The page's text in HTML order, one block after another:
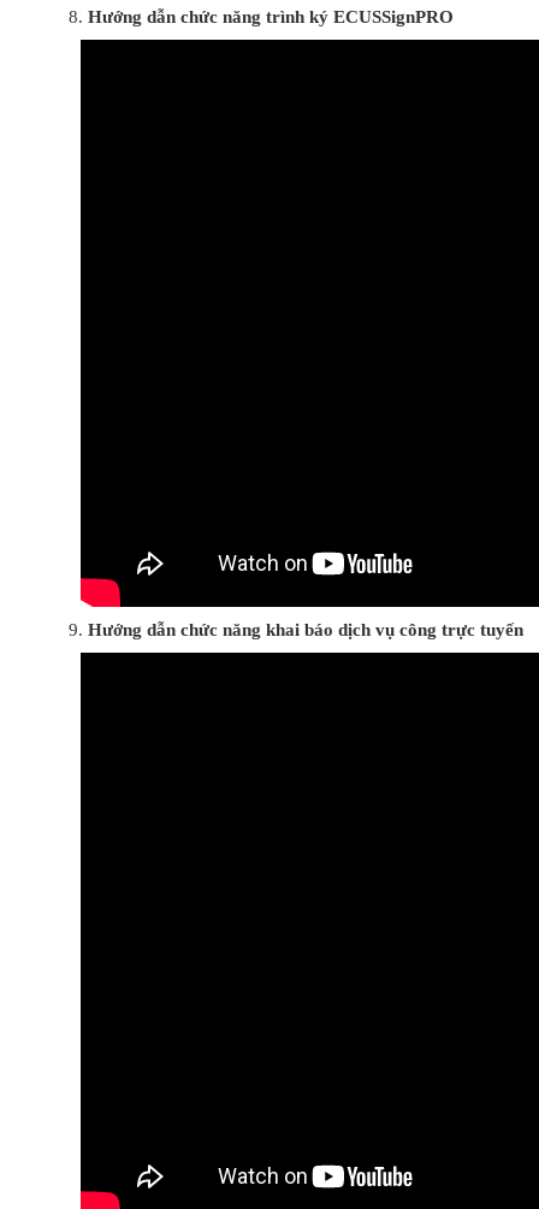
Hướng dẫn chức năng trình ký ECUSSignPRO
Hướng dẫn chức năng khai báo dịch vụ công trực tuyến